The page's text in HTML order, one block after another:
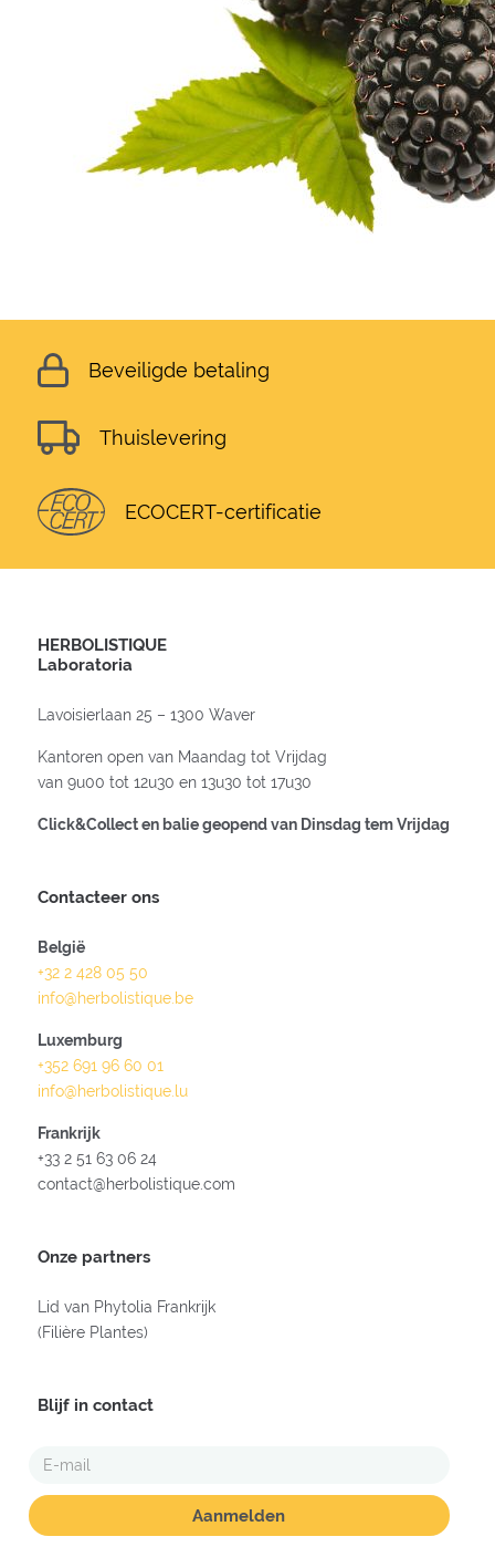
Beveiligde betaling
Thuislevering
ECOCERT-certificatie
HERBOLISTIQUE
Laboratoria
Lavoisierlaan 25 – 1300 Waver
Kantoren open van Maandag tot Vrijdag
van 9u00 tot 12u30 en 13u30 tot 17u30
Click&Collect en balie geopend van Dinsdag tem Vrijdag
Contacteer ons
België
+32 2 428 05 50
info@herbolistique.be
Luxemburg
+352 691 96 60 01
info@herbolistique.lu
Frankrijk
+33 2 51 63 06 24
contact@herbolistique.com
Onze partners
Lid van Phytolia Frankrijk
(Filière Plantes)
Blijf in contact
E-
ADRES